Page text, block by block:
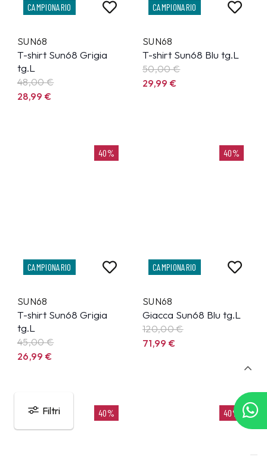
Filtri
CAMPIONARIO
SUN68
T-shirt Sun68 Grigia
tg.L
48,00 €
28,99€
CAMPIONARIO
SUN68
T-shirt Sun68 Blu tg.L
50,00 €
29,99€
40%
CAMPIONARIO
SUN68
T-shirt Sun68 Grigia
tg.L
45,00 €
26,99€
40%
CAMPIONARIO
SUN68
Giacca Sun68 Blu tg.L
120,00 €
71,99€
40% 40%